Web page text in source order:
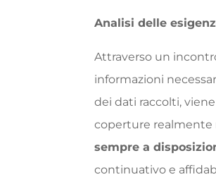
Analisi delle
Attraverso un
informazioni
dei dati raccolti,
coperture realmente
sempre a
continuativo e